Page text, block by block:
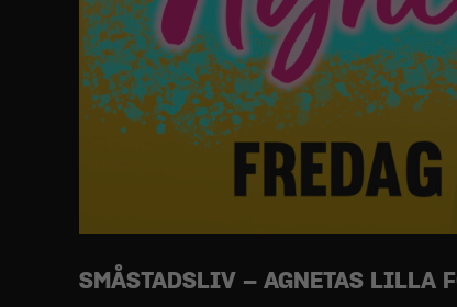
SMÅSTADSLIV – AGNETAS LILLA